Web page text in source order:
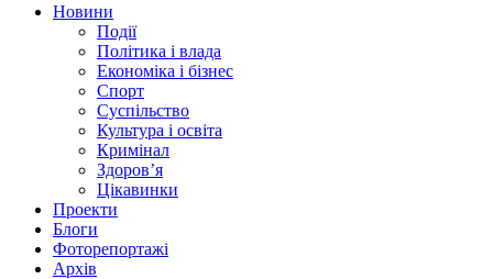
Новини
Події
Політика і влада
Економіка і бізнес
Спорт
Суспільство
Культура і освіта
Кримінал
Здоров’я
Цікавинки
Проекти
Блоги
Фоторепортажі
Архів